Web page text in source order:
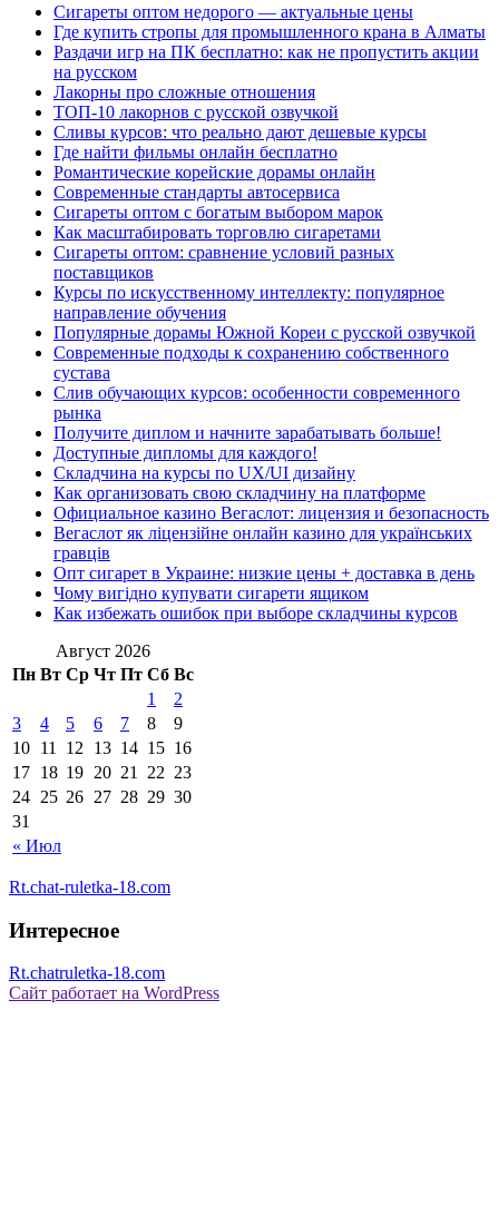
Сигареты оптом недорого — актуальные цены
Где купить стропы для промышленного крана в Алматы
Раздачи игр на ПК бесплатно: как не пропустить акции
на русском
Лакорны про сложные отношения
ТОП-10 лакорнов с русской озвучкой
Сливы курсов: что реально дают дешевые курсы
Где найти фильмы онлайн бесплатно
Романтические корейские дорамы онлайн
Современные стандарты автосервиса
Сигареты оптом с богатым выбором марок
Как масштабировать торговлю сигаретами
Сигареты оптом: сравнение условий разных
поставщиков
Курсы по искусственному интеллекту: популярное
направление обучения
Популярные дорамы Южной Кореи с русской озвучкой
Современные подходы к сохранению собственного
сустава
Слив обучающих курсов: особенности современного
рынка
Получите диплом и начните зарабатывать больше!
Доступные дипломы для каждого!
Складчина на курсы по UX/UI дизайну
Как организовать свою складчину на платформе
Официальное казино Вегаслот: лицензия и безопасность
Вегаслот як ліцензійне онлайн казино для українських
гравців
Опт сигарет в Украине: низкие цены + доставка в день
Чому вигідно купувати сигарети ящиком
Как избежать ошибок при выборе складчины курсов
Август 2026
Пн Вт Ср Чт Пт Сб Вс
« Июл
1
2
3
4 5 6 7 8
9
10 11 12 13 14 15 16
17 18 19 20 21 22 23
24 25 26 27 28 29 30
31
Rt.chat-ruletka-18.com
Интересное
Rt.chatruletka-18.com
Сайт работает на WordPress